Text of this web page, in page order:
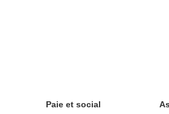
Paie et social